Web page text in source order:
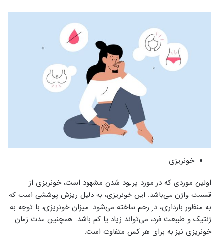
خونریزی
اولین موردی که در مورد پریود شدن مشهود است، خونریزی از
قسمت واژن می‌باشد. این خونریزی، به دلیل ریزش پوششی است که
به منظور بارداری، در رحم ساخته می‌شود. میزان خونریزی، با توجه به
ژنتیک و طبیعت فرد، می‌تواند زیاد یا کم باشد. همچنین مدت زمان
خونریزی نیز به برای هر کس متفاوت است.